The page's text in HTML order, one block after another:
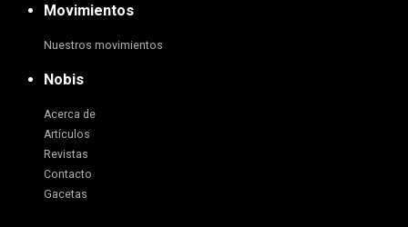
Movimientos
Nuestros movimientos
Nobis
Acerca de
Artículos
Revistas
Contacto
Gacetas